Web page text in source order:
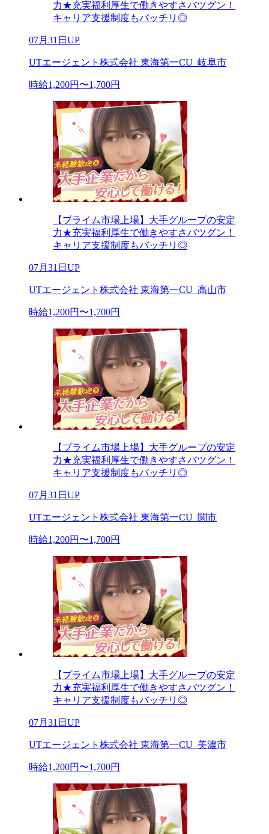
力★充実福利厚生で働きやすさバツグン！
キャリア支援制度もバッチリ◎
07月31日UP
UTエージェント株式会社 東海第一CU_岐阜市
時給1,200円〜1,700円
【プライム市場上場】大手グループの安定
力★充実福利厚生で働きやすさバツグン！
キャリア支援制度もバッチリ◎
07月31日UP
UTエージェント株式会社 東海第一CU_高山市
時給1,200円〜1,700円
【プライム市場上場】大手グループの安定
力★充実福利厚生で働きやすさバツグン！
キャリア支援制度もバッチリ◎
07月31日UP
UTエージェント株式会社 東海第一CU_関市
時給1,200円〜1,700円
【プライム市場上場】大手グループの安定
力★充実福利厚生で働きやすさバツグン！
キャリア支援制度もバッチリ◎
07月31日UP
UTエージェント株式会社 東海第一CU_美濃市
時給1,200円〜1,700円